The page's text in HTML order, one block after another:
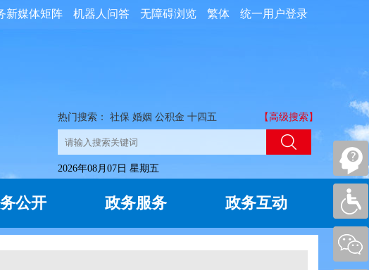
统一用户登录
繁体
无障碍浏览
机器人问答
新媒体矩阵
热门搜索： 社保 婚姻 公积金 十四五 【高级搜索】
2026年08月07日 星期五
公开 政务服务 政务互动